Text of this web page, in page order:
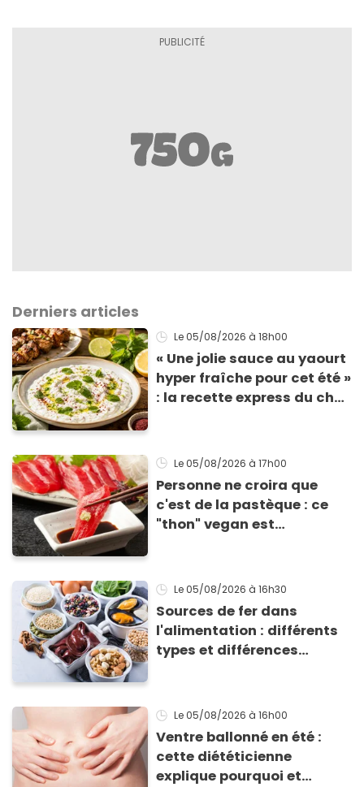
Derniers articles
Le 05/08/2026 à 18h00
« Une jolie sauce au yaourt
hyper fraîche pour cet été »
: la recette express du chef
grillades
Le 05/08/2026 à 17h00
Personne ne croira que
c'est de la pastèque : ce
"thon" vegan est
Le 05/08/2026 à 16h30
Sources de fer dans
l'alimentation : différents
types et différences
Le 05/08/2026 à 16h00
Ventre ballonné en été :
cette diététicienne
explique pourquoi et